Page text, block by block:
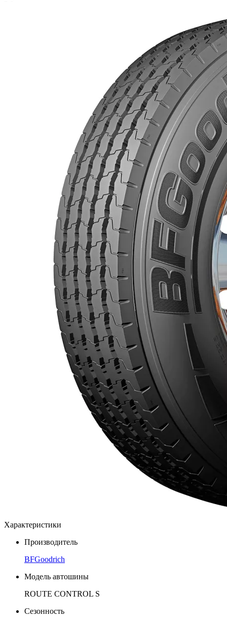
Характеристики
Производитель
BFGoodrich
Модель автошины
ROUTE CONTROL S
Сезонность